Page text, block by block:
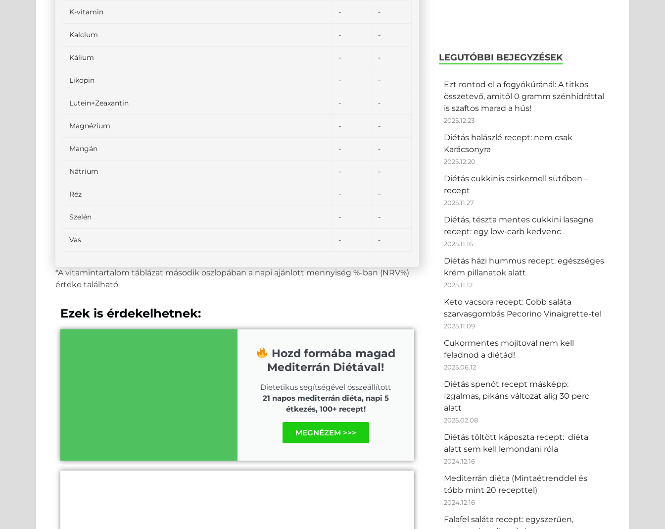
K-vitamin - -
Kalcium - -
Kálium - -
Likopin - -
Lutein+Zeaxantin - -
Magnézium - -
Mangán - -
Nátrium - -
Réz - -
Szelén - -
Vas - -
*A vitamintartalom táblázat második oszlopában a napi ajánlott mennyiség %-ban (NRV%)
értéke található
Ezek is érdekelhetnek:
Hozd formába magad
Mediterrán Diétával!
Dietetikus segítségével összeállított
21 napos mediterrán diéta, napi 5
étkezés, 100+ recept!
MEGNÉZEM >>>
LEGUTÓBBI BEJEGYZÉSEK
Ezt rontod el a fogyókúránál: A titkos
összetevő, amitől 0 gramm szénhidráttal
is szaftos marad a hús!
2025.12.23
Diétás halászlé recept: nem csak
Karácsonyra
2025.12.20
Diétás cukkinis csirkemell sütőben –
recept
2025.11.27
Diétás, tészta mentes cukkini lasagne
recept: egy low-carb kedvenc
2025.11.16
Diétás házi hummus recept: egészséges
krém pillanatok alatt
2025.11.12
Keto vacsora recept: Cobb saláta
szarvasgombás Pecorino Vinaigrette-tel
2025.11.09
Cukormentes mojitoval nem kell
feladnod a diétád!
2025.06.12
Diétás spenót recept másképp:
Izgalmas, pikáns változat alig 30 perc
alatt
2025.02.08
Diétás töltött káposzta recept: diéta
alatt sem kell lemondani róla
2024.12.16
Mediterrán diéta (Mintaétrenddel és
több mint 20 recepttel)
2024.12.16
Falafel saláta recept: egyszerűen,